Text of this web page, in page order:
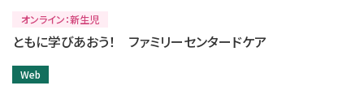
オンライン：新生児
ともに学びあおう！ ファミリーセンタードケア
Web